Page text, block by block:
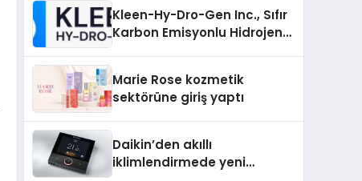
Kleen-Hy-Dro-Gen Inc., Sıfır
Karbon Emisyonlu Hidrojen
Aldı
Marie Rose kozmetik
sektörüne giriş yaptı
Daikin’den akıllı
iklimlendirmede yeni